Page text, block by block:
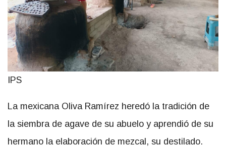
IPS
La mexicana Oliva Ramírez heredó la tradición de
la siembra de agave de su abuelo y aprendió de su
hermano la elaboración de mezcal, su destilado.